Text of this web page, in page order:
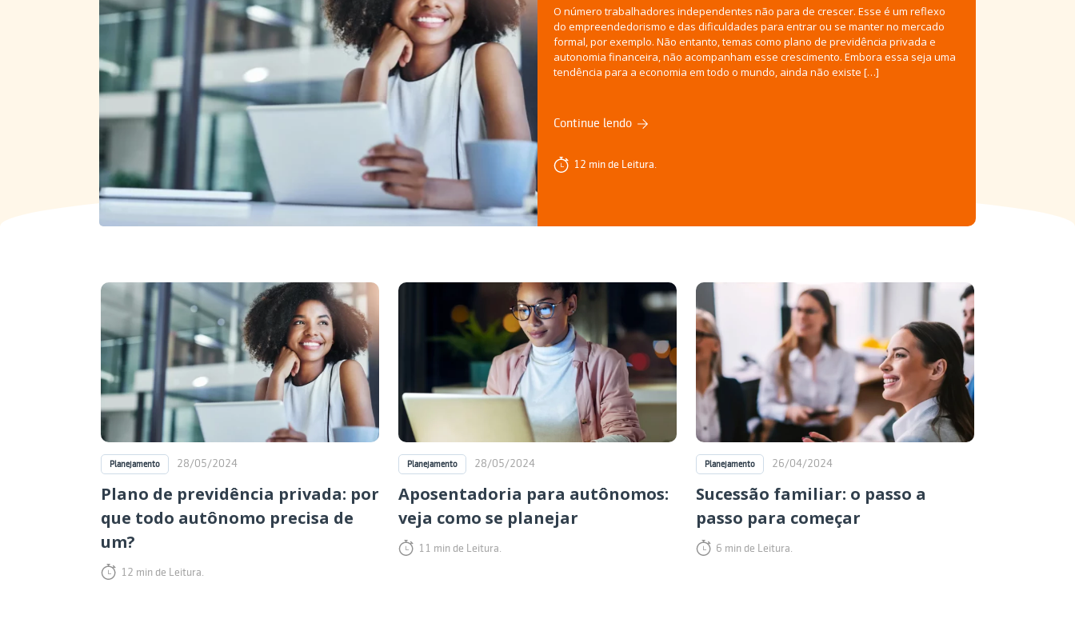
O número trabalhadores independentes não para de crescer. Esse é um reflexo
do empreendedorismo e das dificuldades para entrar ou se manter no mercado
formal, por exemplo. Não entanto, temas como plano de previdência privada e
autonomia financeira, não acompanham esse crescimento. Embora essa seja uma
tendência para a economia em todo o mundo, ainda não existe […]
Continue lendo
12 min de Leitura.
Planejamento 28/05/2024
Plano de previdência privada: por
que todo autônomo precisa de
um?
12 min de Leitura.
Planejamento 28/05/2024
Aposentadoria para autônomos:
veja como se planejar
11 min de Leitura.
Planejamento 26/04/2024
Sucessão familiar: o passo a
passo para começar
6 min de Leitura.